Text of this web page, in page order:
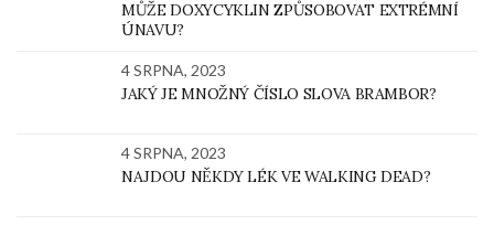
MŮŽE DOXYCYKLIN ZPŮSOBOVAT EXTRÉMNÍ
ÚNAVU?
4 SRPNA, 2023
JAKÝ JE MNOŽNÝ ČÍSLO SLOVA BRAMBOR?
4 SRPNA, 2023
NAJDOU NĚKDY LÉK VE WALKING DEAD?